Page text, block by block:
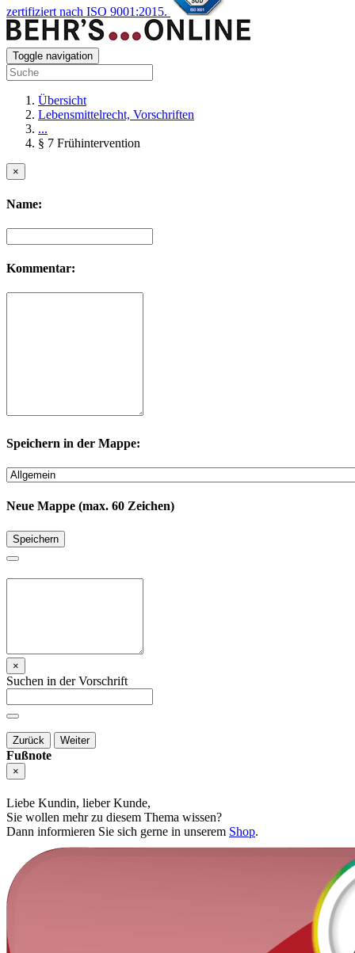
zertifiziert nach ISO 9001:2015.
Toggle navigation
Übersicht
Lebensmittelrecht, Vorschriften
...
§ 7 Frühintervention
×
Name:
Kommentar:
Speichern in der Mappe:
Neue Mappe (max. 60 Zeichen)
Speichern
×
Suchen in der Vorschrift
Zurück Weiter
Fußnote
×
Liebe Kundin, lieber Kunde,
Sie wollen mehr zu diesem Thema wissen?
Dann informieren Sie sich gerne in unserem Shop.